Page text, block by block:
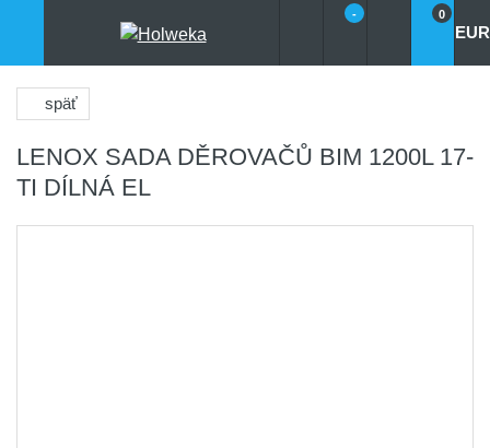
- 0
EUR
späť
LENOX SADA DĚROVAČŮ BIM 1200L 17-
TI DÍLNÁ EL